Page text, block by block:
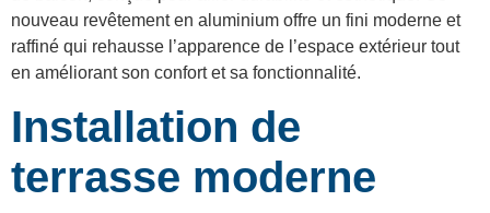
nouveau revêtement en aluminium offre un fini moderne et
raffiné qui rehausse l’apparence de l’espace extérieur tout
en améliorant son confort et sa fonctionnalité.
Installation de
terrasse moderne